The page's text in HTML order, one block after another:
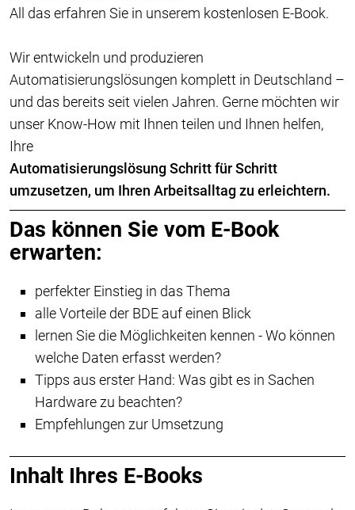
All das erfahren Sie in unserem kostenlosen E-Book.
Wir entwickeln und produzieren
Automatisierungslösungen komplett in Deutschland –
und das bereits seit vielen Jahren. Gerne möchten wir
unser Know-How mit Ihnen teilen und Ihnen helfen,
Ihre
Automatisierungslösung Schritt für Schritt
umzusetzen, um Ihren Arbeitsalltag zu erleichtern.
Das können Sie vom E-Book
erwarten:
perfekter Einstieg in das Thema
alle Vorteile der BDE auf einen Blick
lernen Sie die Möglichkeiten kennen - Wo können
welche Daten erfasst werden?
Tipps aus erster Hand: Was gibt es in Sachen
Hardware zu beachten?
Empfehlungen zur Umsetzung
Inhalt Ihres E-Books